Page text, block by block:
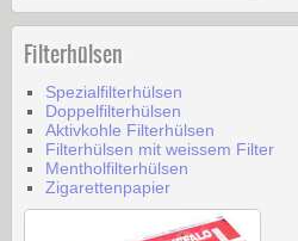
Filterhülsen
Spezialfilterhülsen
Doppelfilterhülsen
Aktivkohle Filterhülsen
Filterhülsen mit weissem Filter
Mentholfilterhülsen
Zigarettenpapier